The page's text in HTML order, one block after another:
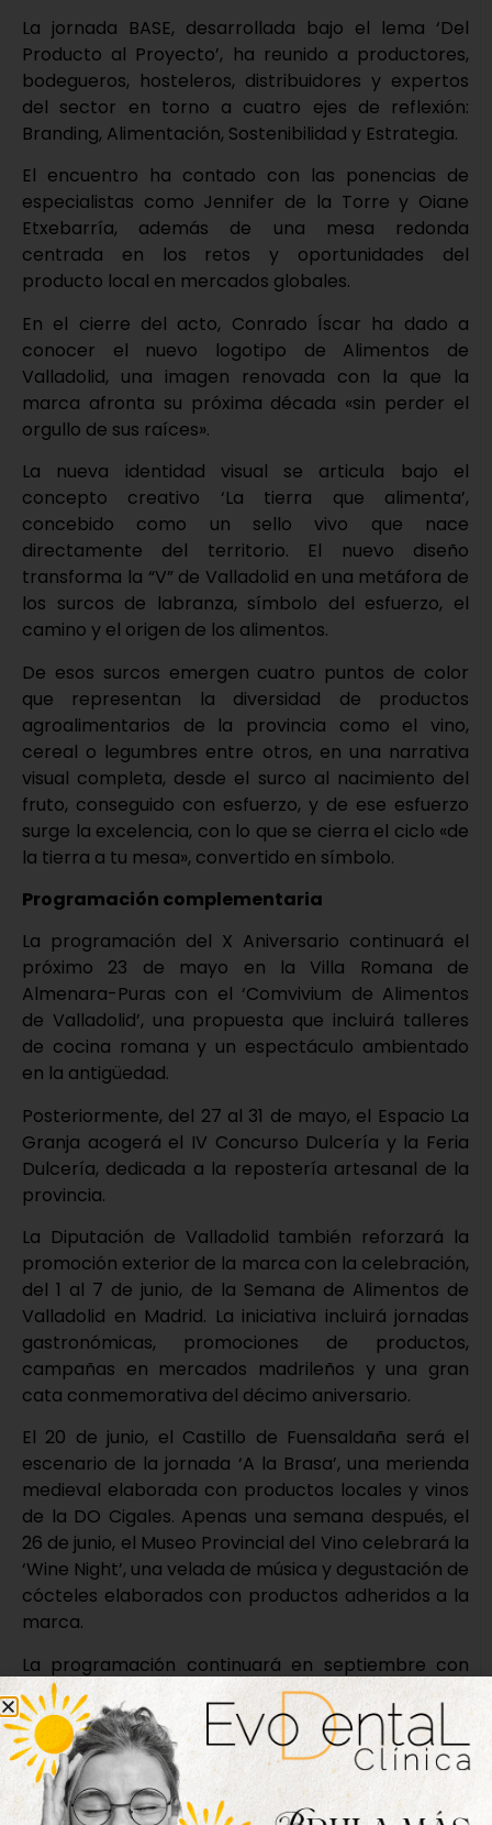
La jornada BASE, desarrollada bajo el lema ‘Del
Producto al Proyecto’, ha reunido a productores,
bodegueros, hosteleros, distribuidores y expertos
del sector en torno a cuatro ejes de reflexión:
Branding, Alimentación, Sostenibilidad y Estrategia.
El encuentro ha contado con las ponencias de
especialistas como Jennifer de la Torre y Oiane
Etxebarría, además de una mesa redonda
centrada en los retos y oportunidades del
producto local en mercados globales.
En el cierre del acto, Conrado Íscar ha dado a
conocer el nuevo logotipo de Alimentos de
Valladolid, una imagen renovada con la que la
marca afronta su próxima década «sin perder el
orgullo de sus raíces».
La nueva identidad visual se articula bajo el
concepto creativo ‘La tierra que alimenta’,
concebido como un sello vivo que nace
directamente del territorio. El nuevo diseño
transforma la “V” de Valladolid en una metáfora de
los surcos de labranza, símbolo del esfuerzo, el
camino y el origen de los alimentos.
De esos surcos emergen cuatro puntos de color
que representan la diversidad de productos
agroalimentarios de la provincia como el vino,
cereal o legumbres entre otros, en una narrativa
visual completa, desde el surco al nacimiento del
fruto, conseguido con esfuerzo, y de ese esfuerzo
surge la excelencia, con lo que se cierra el ciclo «de
la tierra a tu mesa», convertido en símbolo.
Programación complementaria
La programación del X Aniversario continuará el
próximo 23 de mayo en la Villa Romana de
Almenara-Puras con el ‘Comvivium de Alimentos
de Valladolid’, una propuesta que incluirá talleres
de cocina romana y un espectáculo ambientado
en la antigüedad.
Posteriormente, del 27 al 31 de mayo, el Espacio La
Granja acogerá el IV Concurso Dulcería y la Feria
Dulcería, dedicada a la repostería artesanal de la
provincia.
La Diputación de Valladolid también reforzará la
promoción exterior de la marca con la celebración,
del 1 al 7 de junio, de la Semana de Alimentos de
Valladolid en Madrid. La iniciativa incluirá jornadas
gastronómicas, promociones de productos,
campañas en mercados madrileños y una gran
cata conmemorativa del décimo aniversario.
El 20 de junio, el Castillo de Fuensaldaña será el
escenario de la jornada ‘A la Brasa’, una merienda
medieval elaborada con productos locales y vinos
de la DO Cigales. Apenas una semana después, el
26 de junio, el Museo Provincial del Vino celebrará la
‘Wine Night’, una velada de música y degustación de
cócteles elaborados con productos adheridos a la
marca.
La programación continuará en septiembre con
catas maridaje a bordo del barco Antonio de Ulloa
en el Canal de Castilla, mientras que el 10 de
octubre tendrá lugar la Fiesta de las Familias en el
Valle de los Seis Sentidos, coincidiendo además con
el vigésimo aniversario de este parque temático.